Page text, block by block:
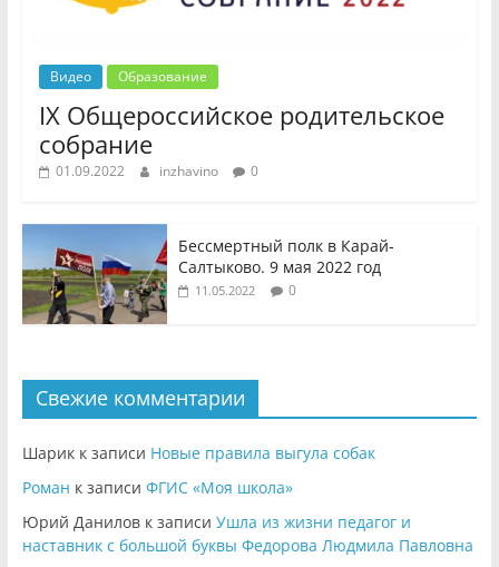
Видео Образование
IX Общероссийское родительское
собрание
01.09.2022 inzhavino 0
Бессмертный полк в Карай-
Салтыково. 9 мая 2022 год
11.05.2022 0
Свежие комментарии
Шарикк записи Новые правила выгула собак
Роман к записи ФГИС «Моя школа»
Юрий Даниловк записи Ушла из жизни педагог и
наставник с большой буквы Федорова Людмила Павловна